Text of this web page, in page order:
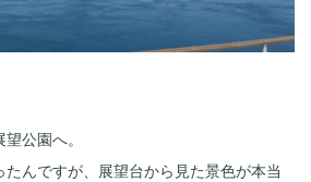
公園へ。
んですが、展望台から見た景色が本当